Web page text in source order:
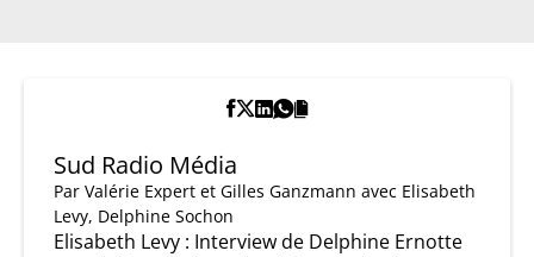
Sud Radio Média
Par Valérie Expert et Gilles Ganzmann avec Elisabeth
Levy, Delphine Sochon
Elisabeth Levy : Interview de Delphine Ernotte